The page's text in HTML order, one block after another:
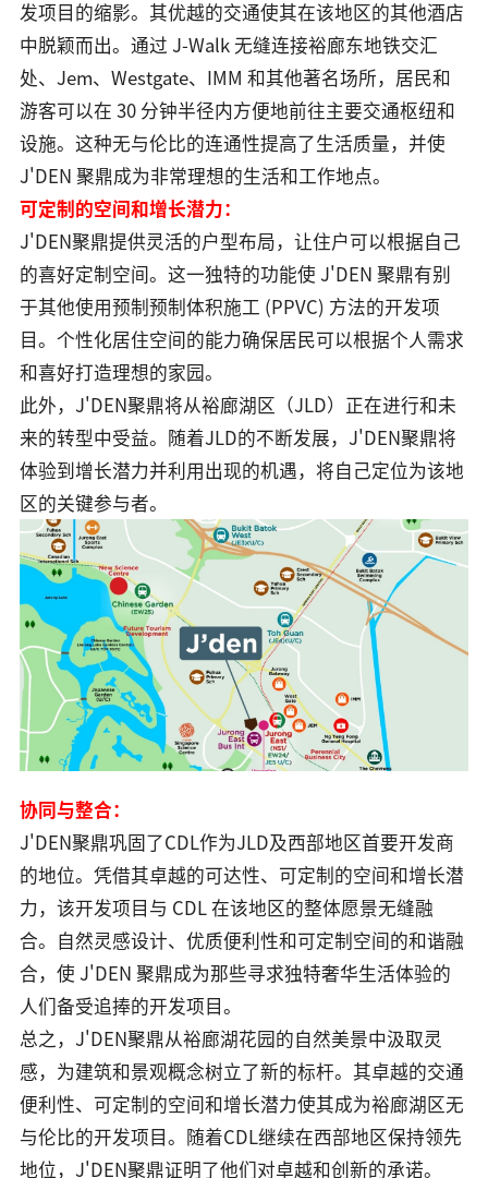
发项目的缩影。其优越的交通使其在该地区的其他酒店
中脱颖而出。通过 J-Walk 无缝连接裕廊东地铁交汇
处、Jem、Westgate、IMM 和其他著名场所，居民和
游客可以在 30 分钟半径内方便地前往主要交通枢纽和
设施。这种无与伦比的连通性提高了生活质量，并使
J'DEN 聚鼎成为非常理想的生活和工作地点。
可定制的空间和增长潜力：
J'DEN聚鼎提供灵活的户型布局，让住户可以根据自己
的喜好定制空间。这一独特的功能使 J'DEN 聚鼎有别
于其他使用预制预制体积施工 (PPVC) 方法的开发项
目。个性化居住空间的能力确保居民可以根据个人需求
和喜好打造理想的家园。
此外，J'DEN聚鼎将从裕廊湖区（JLD）正在进行和未
来的转型中受益。随着JLD的不断发展，J'DEN聚鼎将
体验到增长潜力并利用出现的机遇，将自己定位为该地
区的关键参与者。
协同与整合：
J'DEN聚鼎巩固了CDL作为JLD及西部地区首要开发商
的地位。凭借其卓越的可达性、可定制的空间和增长潜
力，该开发项目与 CDL 在该地区的整体愿景无缝融
合。自然灵感设计、优质便利性和可定制空间的和谐融
合，使 J'DEN 聚鼎成为那些寻求独特奢华生活体验的
人们备受追捧的开发项目。
总之，J'DEN聚鼎从裕廊湖花园的自然美景中汲取灵
感，为建筑和景观概念树立了新的标杆。其卓越的交通
便利性、可定制的空间和增长潜力使其成为裕廊湖区无
与伦比的开发项目。随着CDL继续在西部地区保持领先
地位，J'DEN聚鼎证明了他们对卓越和创新的承诺。